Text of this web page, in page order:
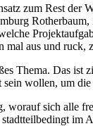
zum Rest der
mal aus und ruck,
Thema. Das ist
wollen, um
worauf sich alle
im